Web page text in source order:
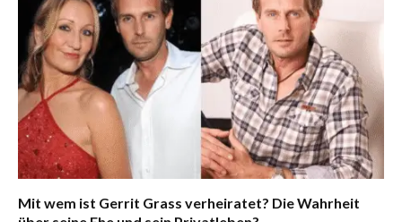
Mit wem ist Gerrit Grass verheiratet? Die Wahrheit